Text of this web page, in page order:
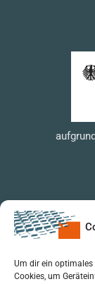
Um dir ein optimales
Cookies, um